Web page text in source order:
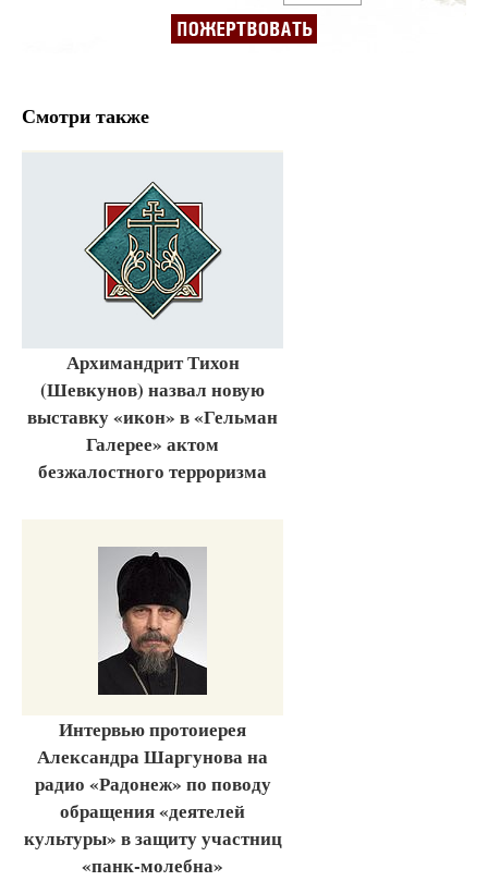
Смотри также
Архимандрит Тихон
(Шевкунов) назвал новую
выставку «икон» в «Гельман
Галерее» актом
безжалостного терроризма
Интервью протоиерея
Александра Шаргунова на
радио «Радонеж» по поводу
обращения «деятелей
культуры» в защиту участниц
«панк-молебна»